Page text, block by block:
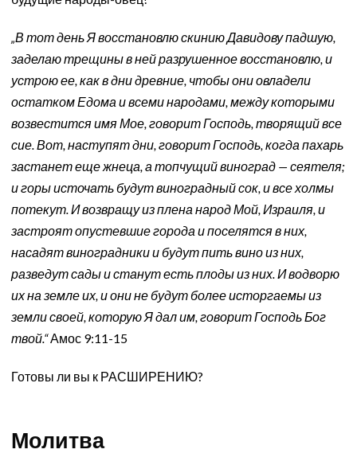
„В тот день Я восстановлю скинию Давидову падшую,
заделаю трещины в ней разрушенное восстановлю, и
устрою ее, как в дни древние, чтобы они овладели
остатком Едома и всеми народами, между которыми
возвестится имя Мое, говорит Господь, творящий все
сие. Вот, наступят дни, говорит Господь, когда пахарь
застанет еще жнеца, а топчущий виноград — сеятеля;
и горы источать будут виноградный сок, и все холмы
потекут. И возвращу из плена народ Мой, Израиля, и
застроят опустевшие города и поселятся в них,
насадят виноградники и будут пить вино из них,
разведут сады и станут есть плоды из них. И водворю
их на земле их, и они не будут более исторгаемы из
земли своей, которую Я дал им, говорит Господь Бог
твой.“Амос 9:11-15
Готовы ли вы к РАСШИРЕНИЮ?
Молитва